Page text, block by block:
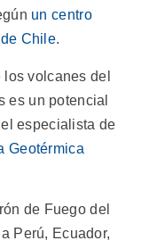
un centro
Chile.
volcanes del
un potencial
especialista de
Geotérmica
de Fuego del
Perú, Ecuador,